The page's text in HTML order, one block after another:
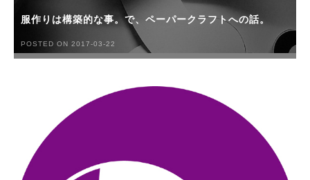
服作りは構築的な事。で、ペーパークラフトへの話。
POSTED ON 2017-03-22